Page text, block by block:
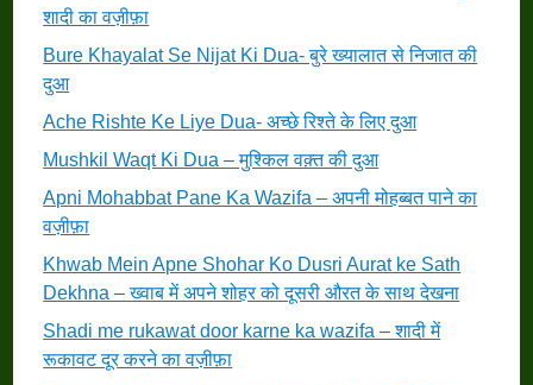
शादी का वज़ीफ़ा
Bure Khayalat Se Nijat Ki Dua- बुरे ख्यालात से निजात की
दुआ
Ache Rishte Ke Liye Dua- अच्छे रिश्ते के लिए दुआ
Mushkil Waqt Ki Dua – मुश्किल वक़्त की दुआ
Apni Mohabbat Pane Ka Wazifa – अपनी मोहब्बत पाने का
वज़ीफ़ा
Khwab Mein Apne Shohar Ko Dusri Aurat ke Sath
Dekhna – ख्वाब में अपने शोहर को दूसरी औरत के साथ देखना
Shadi me rukawat door karne ka wazifa – शादी में
रूकावट दूर करने का वज़ीफ़ा